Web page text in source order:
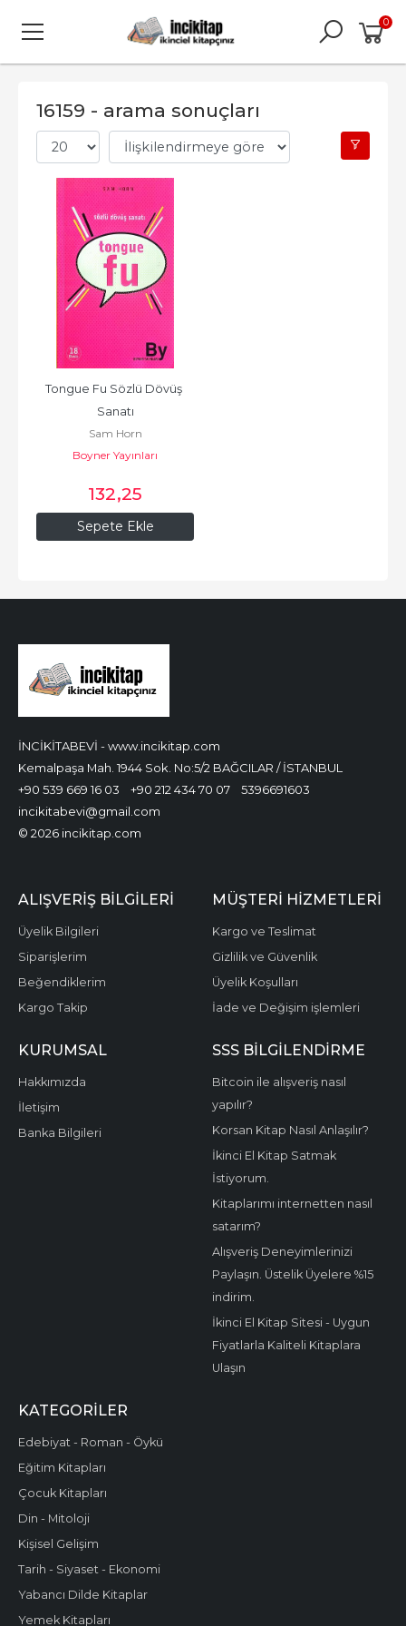
0
16159 - arama sonuçları
Sepete Ekle
Tongue Fu Sözlü Dövüş
Sanatı
Sam Horn
Boyner Yayınları
132,25
İNCİKİTABEVİ - www.incikitap.com
Kemalpaşa Mah. 1944 Sok. No:5/2 BAĞCILAR / İSTANBUL
+90 539 669 16 03
+90 212 434 70 07
5396691603
incikitabevi@gmail.com
© 2026 incikitap.com
ALIŞVERİŞ BİLGİLERİ
Üyelik Bilgileri
Siparişlerim
Beğendiklerim
Kargo Takip
MÜŞTERİ HİZMETLERİ
Kargo ve Teslimat
Gizlilik ve Güvenlik
Üyelik Koşulları
İade ve Değişim işlemleri
KURUMSAL
Hakkımızda
İletişim
Banka Bilgileri
SSS BİLGİLENDİRME
Bitcoin ile alışveriş nasıl
yapılır?
Korsan Kitap Nasıl Anlaşılır?
İkinci El Kitap Satmak
İstiyorum.
Kitaplarımı internetten nasıl
satarım?
Alışveriş Deneyimlerinizi
Paylaşın. Üstelik Üyelere %15
indirim.
İkinci El Kitap Sitesi - Uygun
Fiyatlarla Kaliteli Kitaplara
Ulaşın
KATEGORILER
Edebiyat - Roman - Öykü
Eğitim Kitapları
Çocuk Kitapları
Din - Mitoloji
Kişisel Gelişim
Tarih - Siyaset - Ekonomi
Yabancı Dilde Kitaplar
Yemek Kitapları